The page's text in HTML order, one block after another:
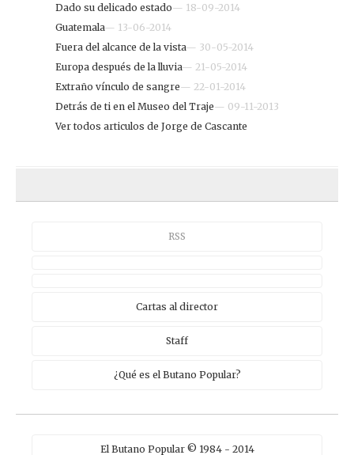
Dado su delicado estado— 18-09-2014
Guatemala— 13-06-2014
Fuera del alcance de la vista— 30-05-2014
Europa después de la lluvia— 21-05-2014
Extraño vínculo de sangre— 22-01-2014
Detrás de ti en el Museo del Traje— 09-11-2013
Ver todos articulos de Jorge de Cascante
RSS
Cartas al director
Staff
¿Qué es el Butano Popular?
El Butano Popular © 1984 - 2014